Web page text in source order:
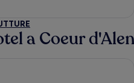
a Coeur